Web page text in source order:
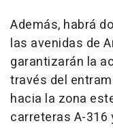
Además, habrá
las avenidas de
garantizarán la
través del
hacia la zona
carreteras A-316